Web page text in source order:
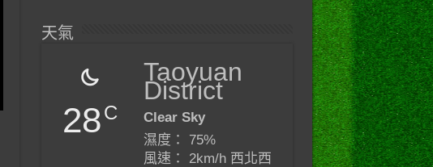
天氣
28C
Taoyuan
District
Clear Sky
濕度： 75%
風速： 2km/h 西北西